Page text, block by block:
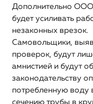
Дополнительно
будет усиливать
незаконных врезок.
Самовольщики,
проверок, будут
амнистией и будут
законодательству
потребленную воду